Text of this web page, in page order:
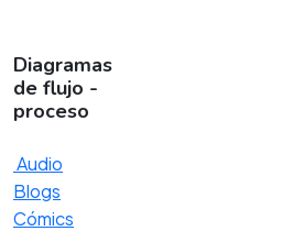
Diagramas
de flujo -
proceso
Audio
Blogs
Cómics